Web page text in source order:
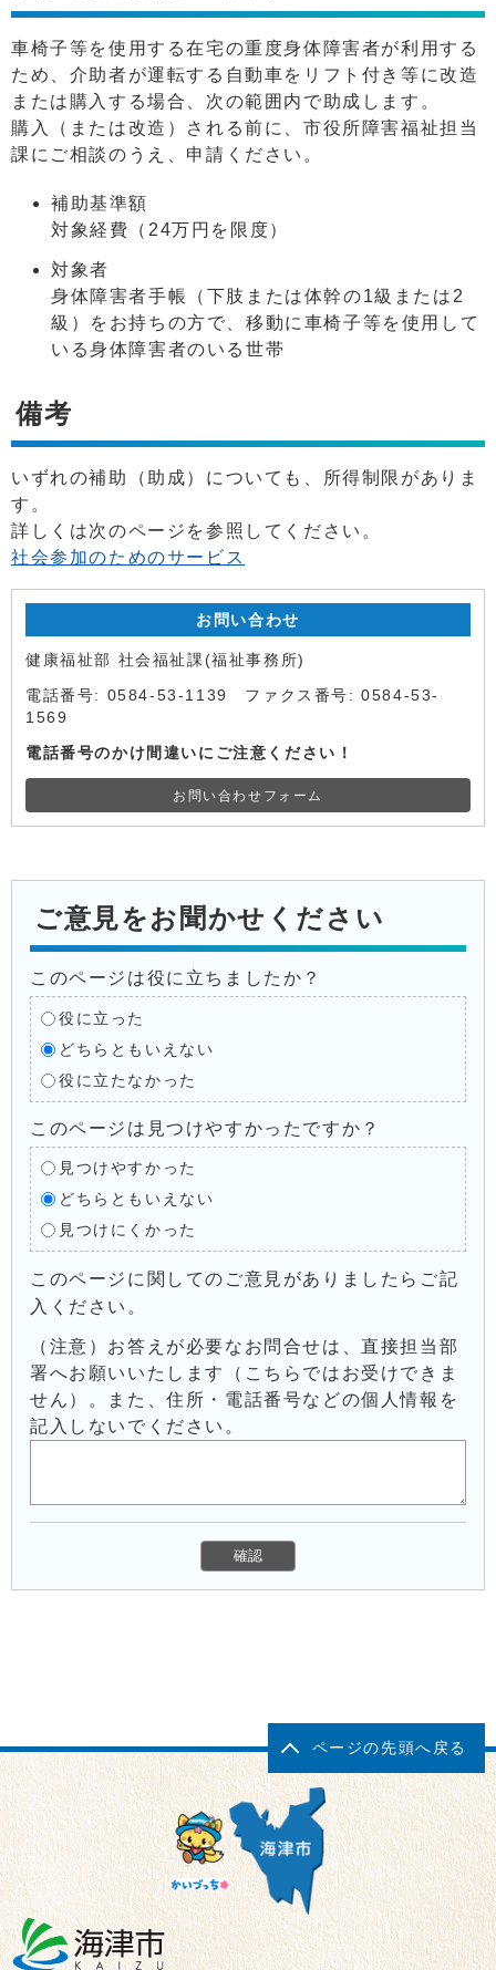
車椅子等を使用する在宅の重度身体障害者が利用する
ため、介助者が運転する自動車をリフト付き等に改造
または購入する場合、次の範囲内で助成します。
購入（または改造）される前に、市役所障害福祉担当
課にご相談のうえ、申請ください。
補助基準額
対象経費（24万円を限度）
対象者
身体障害者手帳（下肢または体幹の1級または2
級）をお持ちの方で、移動に車椅子等を使用して
いる身体障害者のいる世帯
備考
いずれの補助（助成）についても、所得制限がありま
す。
詳しくは次のページを参照してください。
社会参加のためのサービス
お問い合わせ
健康福祉部 社会福祉課(福祉事務所)
電話番号: 0584-53-1139 ファクス番号: 0584-53-
1569
電話番号のかけ間違いにご注意ください！
お問い合わせフォーム
ご意見をお聞かせください
このページは役に立ちましたか？
役に立った
どちらともいえない
役に立たなかった
このページは見つけやすかったですか？
見つけやすかった
どちらともいえない
見つけにくかった
このページに関してのご意見がありましたらご記
入ください。
（注意）お答えが必要なお問合せは、直接担当部
署へお願いいたします（こちらではお受けできま
せん）。また、住所・電話番号などの個人情報を
記入しないでください。
ページの先頭へ戻る